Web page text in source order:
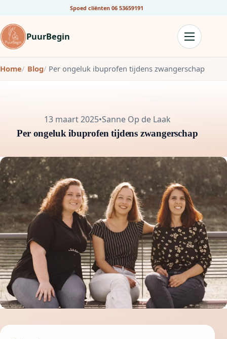
Spoed cliënten 06 53659191
PuurBegin
Home Blog Per ongeluk ibuprofen tijdens zwangerschap
13 maart 2025•Sanne Op de Laak
Per ongeluk ibuprofen tijdens zwangerschap